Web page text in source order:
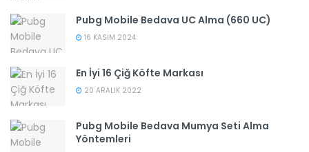
Pubg Mobile Bedava UC Alma (660 UC)
16 KASIM 2024
En İyi 16 Çiğ Köfte Markası
20 ARALIK 2022
Pubg Mobile Bedava Mumya Seti Alma
Yöntemleri